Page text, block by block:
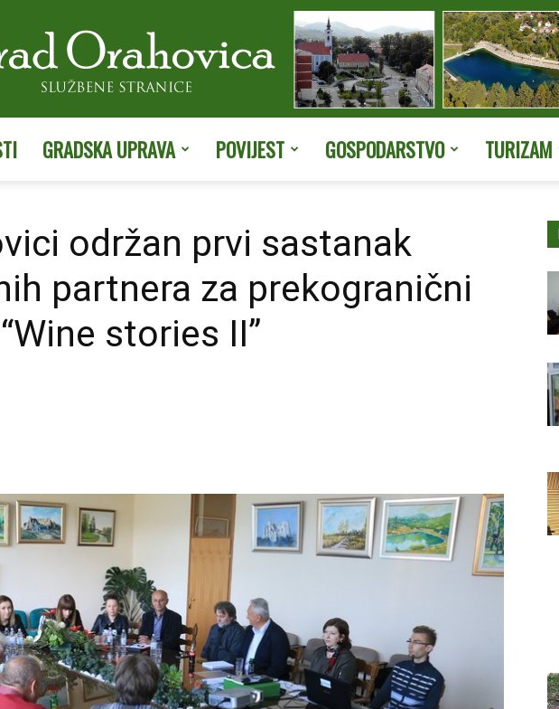
stranice
Orahovice
GRADSKA UPRAVA POVIJEST GOSPODARSTVO TURIZAM
održan prvi sastanak
partnera za prekogranični
stories II”